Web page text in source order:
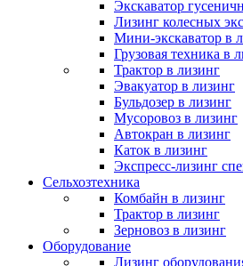
Экскаватор
Лизинг колесных
Мини-экскаватор в
Грузовая техника в
Трактор в лизинг
Эвакуатор в лизинг
Бульдозер в лизинг
Мусоровоз в лизинг
Автокран в лизинг
Каток в лизинг
Экспресс-лизинг
Сельхозтехника
Комбайн в лизинг
Трактор в лизинг
Зерновоз в лизинг
Оборудование
Лизинг